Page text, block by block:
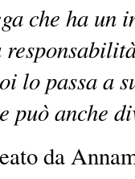
che ha un
lo passa a
può anche
da